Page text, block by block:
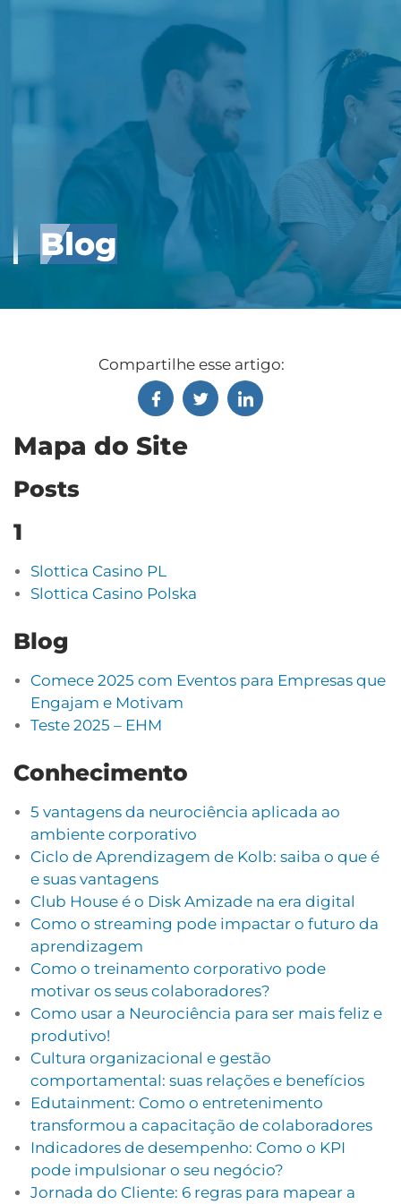
Blog
Compartilhe esse artigo:
Mapa do Site
Posts
1
Slottica Casino PL
Slottica Casino Polska
Blog
Comece 2025 com Eventos para Empresas que
Engajam e Motivam
Teste 2025 – EHM
Conhecimento
5 vantagens da neurociência aplicada ao
ambiente corporativo
Ciclo de Aprendizagem de Kolb: saiba o que é
e suas vantagens
Club House é o Disk Amizade na era digital
Como o streaming pode impactar o futuro da
aprendizagem
Como o treinamento corporativo pode
motivar os seus colaboradores?
Como usar a Neurociência para ser mais feliz e
produtivo!
Cultura organizacional e gestão
comportamental: suas relações e benefícios
Edutainment: Como o entretenimento
transformou a capacitação de colaboradores
Indicadores de desempenho: Como o KPI
pode impulsionar o seu negócio?
Jornada do Cliente: 6 regras para mapear a